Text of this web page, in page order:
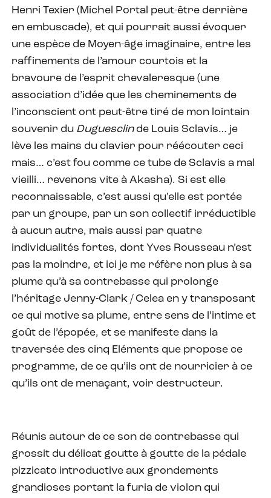
Henri Texier (Michel Portal peut-être derrière
en embuscade), et qui pourrait aussi évoquer
une espèce de Moyen-âge imaginaire, entre les
raffinements de l’amour courtois et la
bravoure de l’esprit chevaleresque (une
association d’idée que les cheminements de
l’inconscient ont peut-être tiré de mon lointain
souvenir du Duguesclin de Louis Sclavis… je
lève les mains du clavier pour réécouter ceci
mais… c’est fou comme ce tube de Sclavis a mal
vieilli… revenons vite à Akasha). Si est elle
reconnaissable, c’est aussi qu’elle est portée
par un groupe, par un son collectif irréductible
à aucun autre, mais aussi par quatre
individualités fortes, dont Yves Rousseau n’est
pas la moindre, et ici je me réfère non plus à sa
plume qu’à sa contrebasse qui prolonge
l’héritage Jenny-Clark / Celea en y transposant
ce qui motive sa plume, entre sens de l’intime et
goût de l’épopée, et se manifeste dans la
traversée des cinq Eléments que propose ce
programme, de ce qu’ils ont de nourricier à ce
qu’ils ont de menaçant, voir destructeur.
Réunis autour de ce son de contrebasse qui
grossit du délicat goutte à goutte de la pédale
pizzicato introductive aux grondements
grandioses portant la furia de violon qui